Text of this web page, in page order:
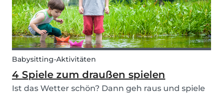
Babysitting-Aktivitäten
4 Spiele zum draußen spielen
Ist das Wetter schön? Dann geh raus und spiele